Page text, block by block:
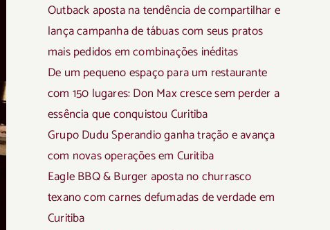
Outback aposta na tendência de compartilhar e
lança campanha de tábuas com seus pratos
mais pedidos em combinações inéditas
De um pequeno espaço para um restaurante
com 150 lugares: Don Max cresce sem perder a
essência que conquistou Curitiba
Grupo Dudu Sperandio ganha tração e avança
com novas operações em Curitiba
Eagle BBQ & Burger aposta no churrasco
texano com carnes defumadas de verdade em
Curitiba